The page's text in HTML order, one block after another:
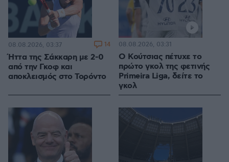
Ήττα της Σάκκαρη με 2-0
από την Γκοφ και
αποκλεισμός στο Τορόντο
08.08.2026, 03:37 14
Ο Κούτσιας πέτυχε το
πρώτο γκολ της φετινής
Primeira Liga, δείτε το
γκολ
08.08.2026, 03:31